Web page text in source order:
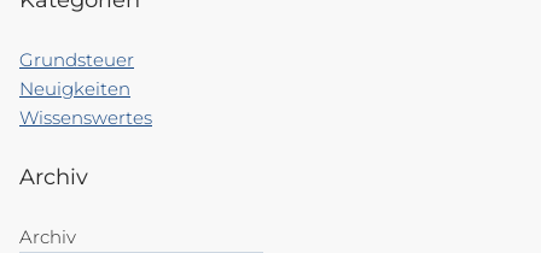
Grundsteuer
Neuigkeiten
Wissenswertes
Archiv
Archiv